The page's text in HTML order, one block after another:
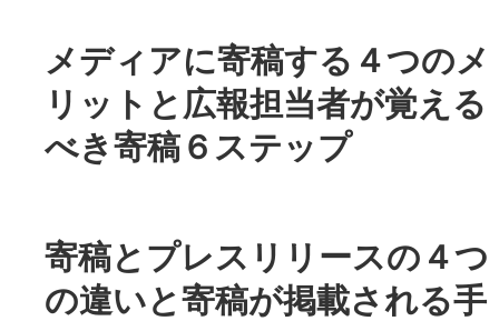
メディアに寄稿する４つのメ
リットと広報担当者が覚える
べき寄稿６ステップ
寄稿とプレスリリースの４つ
の違いと寄稿が掲載される手